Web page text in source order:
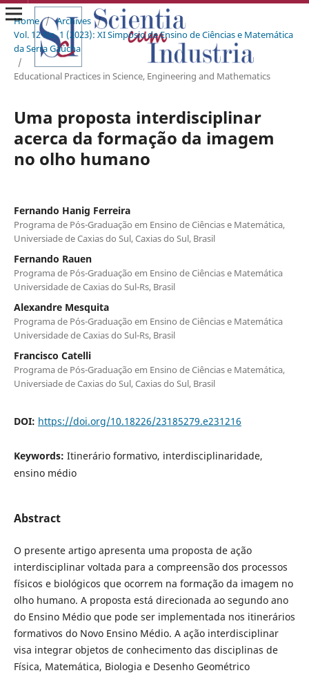
Home / Archives /
Vol. 12 No. 1 (2023): XI Simpósio de Ensino de Ciências e Matemática
da Serra Gaúcha
/
Educational Practices in Science, Engineering and Mathematics
Uma proposta interdisciplinar
acerca da formação da imagem
no olho humano
Fernando Hanig Ferreira
Programa de Pós-Graduação em Ensino de Ciências e Matemática,
Universiade de Caxias do Sul, Caxias do Sul, Brasil
Fernando Rauen
Programa de Pós-Graduação em Ensino de Ciências e Matemática
Universidade de Caxias do Sul-Rs, Brasil
Alexandre Mesquita
Programa de Pós-Graduação em Ensino de Ciências e Matemática
Universidade de Caxias do Sul-Rs, Brasil
Francisco Catelli
Programa de Pós-Graduação em Ensino de Ciências e Matemática,
Universiade de Caxias do Sul, Caxias do Sul, Brasil
DOI: https://doi.org/10.18226/23185279.e231216
Keywords: Itinerário formativo, interdisciplinaridade,
ensino médio
Abstract
O presente artigo apresenta uma proposta de ação
interdisciplinar voltada para a compreensão dos processos
físicos e biológicos que ocorrem na formação da imagem no
olho humano. A proposta está direcionada ao segundo ano
do Ensino Médio que pode ser implementada nos itinerários
formativos do Novo Ensino Médio. A ação interdisciplinar
visa integrar objetos de conhecimento das disciplinas de
Física, Matemática, Biologia e Desenho Geométrico